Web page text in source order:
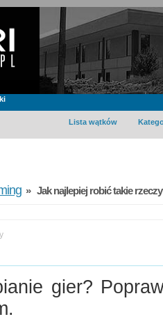
Lista wątków
» Jak najlepiej robić takie
gier?